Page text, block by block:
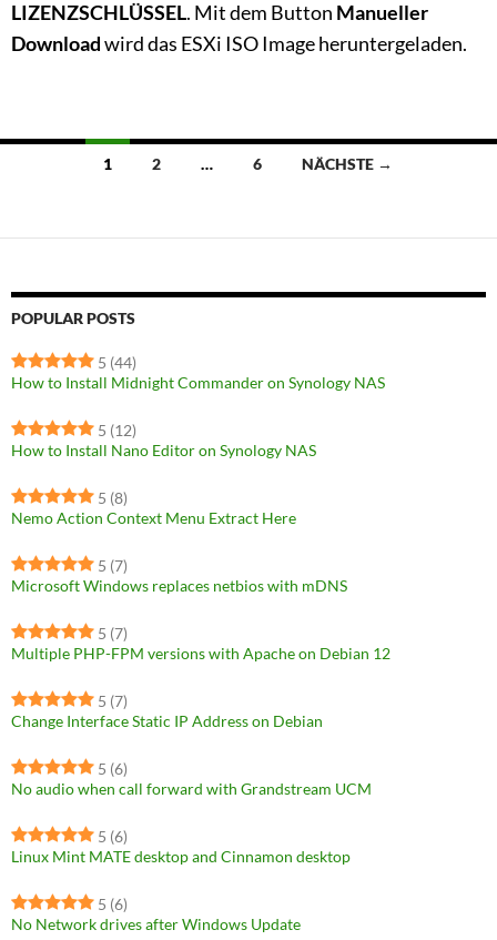
LIZENZSCHLÜSSEL. Mit dem Button Manueller
Downloadwird das ESXi ISO Image heruntergeladen.
Beitragsnavigation
1 2 … 6 NÄCHSTE →
POPULAR POSTS
5 (44)
How to Install Midnight Commander on Synology NAS
5 (12)
How to Install Nano Editor on Synology NAS
5 (8)
Nemo Action Context Menu Extract Here
5 (7)
Microsoft Windows replaces netbios with mDNS
5 (7)
Multiple PHP-FPM versions with Apache on Debian 12
5 (7)
Change Interface Static IP Address on Debian
5 (6)
No audio when call forward with Grandstream UCM
5 (6)
Linux Mint MATE desktop and Cinnamon desktop
5 (6)
No Network drives after Windows Update